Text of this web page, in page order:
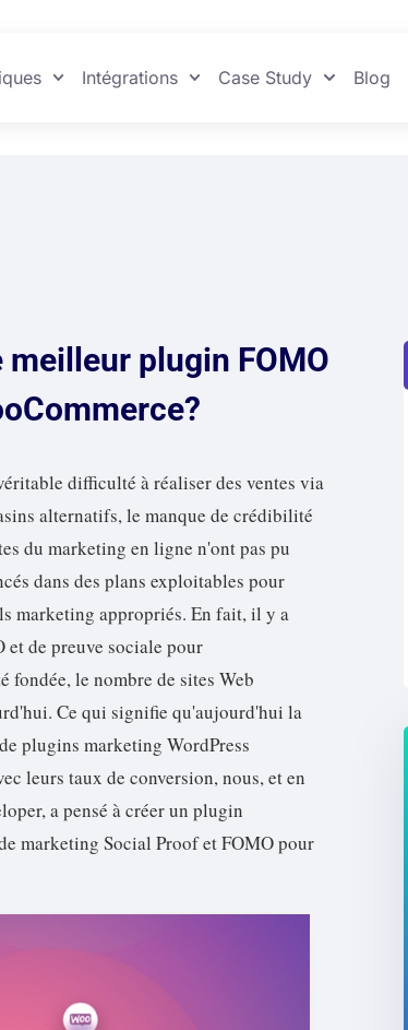
Intégrations Case Study Blog
plugin FOMO
difficulté à réaliser des ventes via
alternatifs, le manque de crédibilité
du marketing en ligne n'ont pas pu
dans des plans exploitables pour
marketing appropriés. En fait, il y a
et de preuve sociale pour
fondée, le nombre de sites Web
Ce qui signifie qu'aujourd'hui la
plugins marketing WordPress
leurs taux de conversion, nous, et en
a pensé à créer un plugin
marketing Social Proof et FOMO pour